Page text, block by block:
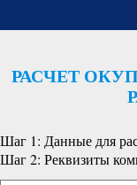
РАСЧЕТ
Шаг 1: Данные для
Шаг 2: Реквизиты